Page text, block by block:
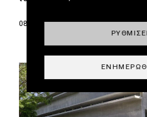
08.09.2025|Σπύρος Ντόκος